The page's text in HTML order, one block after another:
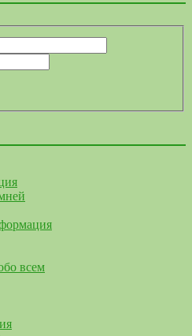
всем